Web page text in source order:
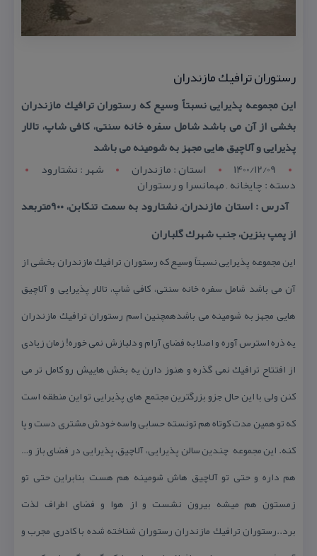
رستوران ترافیك مازندران
این مجموعه پذیرایی نسبتاً وسیع كه رستوران ترافیك مازندران
بخشی از آن می باشد شامل سفره خانه سنتی، كافی شاپ، تالار
پذیرایی و آلاچیق هایی مجهز به شومینه می باشد
1400/12/09
استان : مازندران شهر : نشتارود
دسته : چایخانه , مهمانسرا و رستوران
آدرس : استان مازندران, نشتارود به سمت تنكابن، ۹۰۰متربعد
از پمپ بنزین، جنب شهرك گلباران
این مجموعه پذیرایی نسبتاً وسیع كه رستوران ترافیك مازندران بخشی از
آن می باشد شامل سفره خانه سنتی، كافی شاپ، تالار پذیرایی و آلاچیق
هایی مجهز به شومینه می باشدهمچنین اسم رستوران ترافیك مازندران
یه ذره استرس آوره و اصلا به فضای آرام و دلبازش نمی خوره! زمان زیادی
از افتتاح ترافیك نمی گذره و هنوز دارن یه بخش هاییش رو كامل تر می
كنن ولی با این حال جزو بزرگترین مجتمع های پذیرایی تو این منطقه است
كه تو همین مدت كوتاه هم تونسته حسابی واسه خودش مشتری دست و پا
كنه. این مجموعه چندین سالن پذیرایی، آلاچیق، پذیرایی در فضای باز و…
هم داره و حتی تو آلاچیق هاش شومینه هم هست بنابراین حتی تو
زمستون هم میشه بیرون نشست و از هوا و فضای اطراف لذت
برد..رستوران ترافیك مازندران رستوران شناخته شده با كادری مجرب و